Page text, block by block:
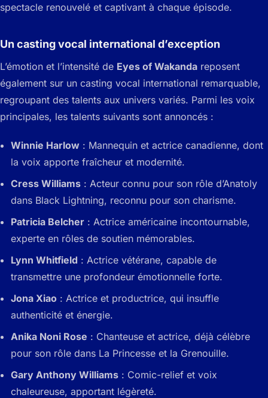
spectacle renouvelé et captivant à chaque épisode.
Un casting vocal international d’exception
L’émotion et l’intensité de Eyes of Wakanda reposent
également sur un casting vocal international remarquable,
regroupant des talents aux univers variés. Parmi les voix
principales, les talents suivants sont annoncés :
Winnie Harlow : Mannequin et actrice canadienne, dont
la voix apporte fraîcheur et modernité.
Cress Williams : Acteur connu pour son rôle d’Anatoly
dans Black Lightning, reconnu pour son charisme.
Patricia Belcher : Actrice américaine incontournable,
experte en rôles de soutien mémorables.
Lynn Whitfield : Actrice vétérane, capable de
transmettre une profondeur émotionnelle forte.
Jona Xiao : Actrice et productrice, qui insuffle
authenticité et énergie.
Anika Noni Rose : Chanteuse et actrice, déjà célèbre
pour son rôle dans La Princesse et la Grenouille.
Gary Anthony Williams : Comic-relief et voix
chaleureuse, apportant légèreté.